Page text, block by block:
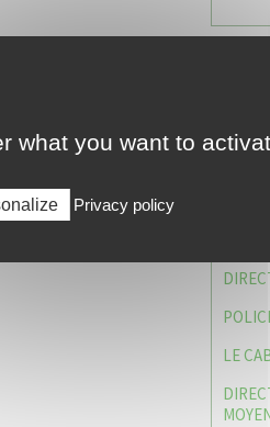
LE
what you want to
Privacy policy